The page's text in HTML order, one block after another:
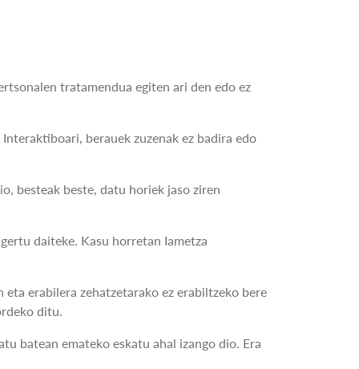
tratamendua egiten ari den edo ez
berauek zuzenak ez badira edo
besteak beste, datu horiek jaso ziren
daiteke. Kasu horretan Iametza
erabilera zehatzetarako ez erabiltzeko bere
ditu.
batean emateko eskatu ahal izango dio. Era